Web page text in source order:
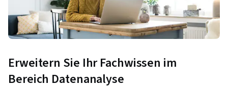
Erweitern Sie Ihr Fachwissen im
Bereich Datenanalyse